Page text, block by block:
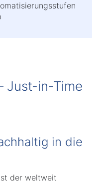
Just-in-Time
in die
der weltweit